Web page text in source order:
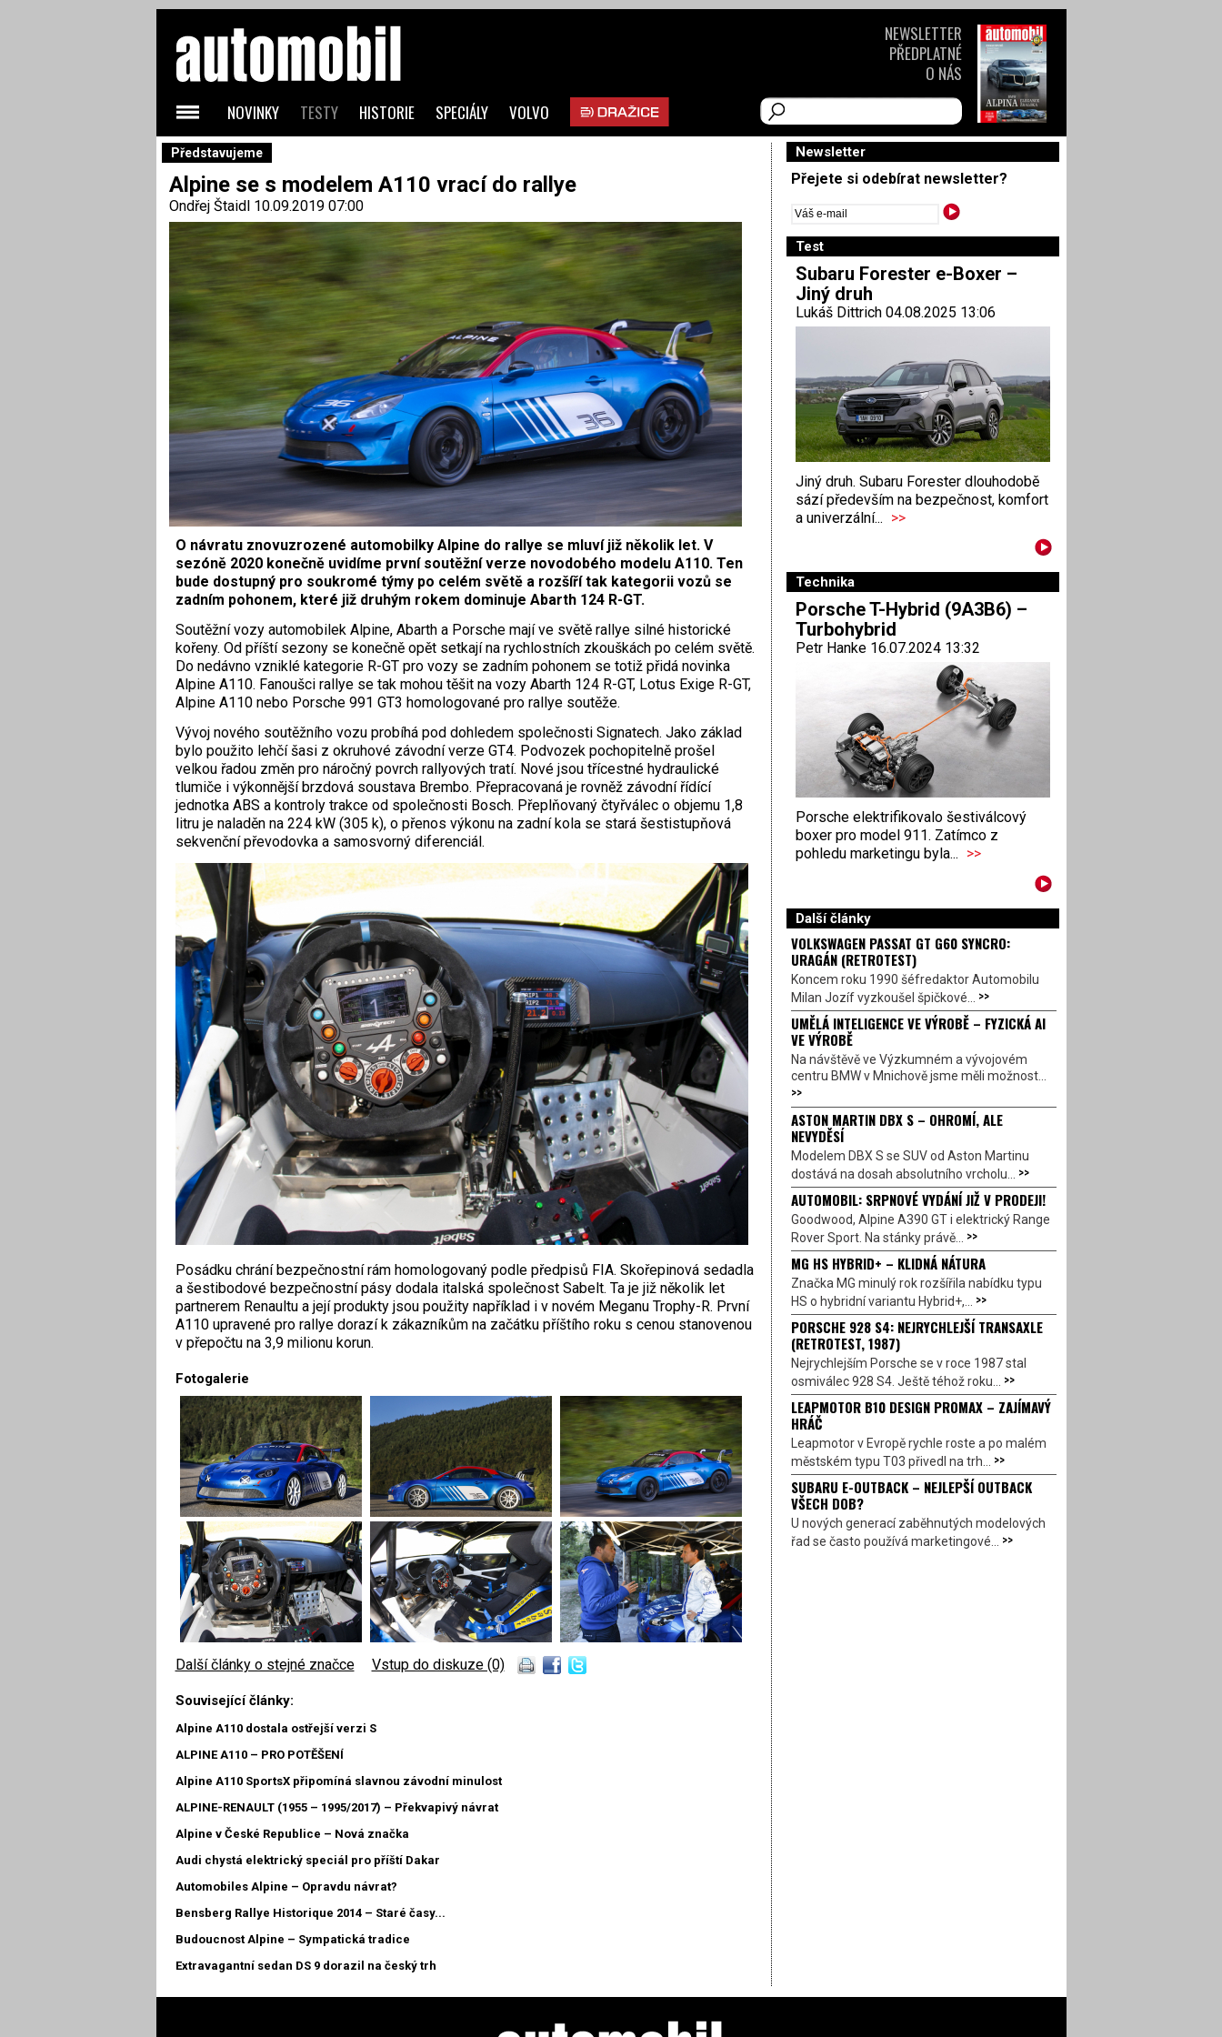
Představujeme
Alpine se s modelem A110 vrací do rallye
Ondřej Štaidl10.09.2019 07:00
O návratu znovuzrozené automobilky Alpine do rallye se mluví již několik let. V
sezóně 2020 konečně uvidíme první soutěžní verze novodobého modelu A110. Ten
bude dostupný pro soukromé týmy po celém světě a rozšíří tak kategorii vozů se
zadním pohonem, které již druhým rokem dominuje Abarth 124 R-GT.
Soutěžní vozy automobilek Alpine, Abarth a Porsche mají ve světě rallye silné historické
kořeny. Od příští sezony se konečně opět setkají na rychlostních zkouškách po celém světě.
Do nedávno vzniklé kategorie R-GT pro vozy se zadním pohonem se totiž přidá novinka
Alpine A110. Fanoušci rallye se tak mohou těšit na vozy Abarth 124 R-GT, Lotus Exige R-GT,
Alpine A110 nebo Porsche 991 GT3 homologované pro rallye soutěže.
Vývoj nového soutěžního vozu probíhá pod dohledem společnosti Signatech. Jako základ
bylo použito lehčí šasi z okruhové závodní verze GT4. Podvozek pochopitelně prošel
velkou řadou změn pro náročný povrch rallyových tratí. Nové jsou třícestné hydraulické
tlumiče i výkonnější brzdová soustava Brembo. Přepracovaná je rovněž závodní řídící
jednotka ABS a kontroly trakce od společnosti Bosch. Přeplňovaný čtyřválec o objemu 1,8
litru je naladěn na 224 kW (305 k), o přenos výkonu na zadní kola se stará šestistupňová
sekvenční převodovka a samosvorný diferenciál.
Posádku chrání bezpečnostní rám homologovaný podle předpisů FIA. Skořepinová sedadla
a šestibodové bezpečnostní pásy dodala italská společnost Sabelt. Ta je již několik let
partnerem Renaultu a její produkty jsou použity například i v novém Meganu Trophy-R. První
A110 upravené pro rallye dorazí k zákazníkům na začátku příštího roku s cenou stanovenou
v přepočtu na 3,9 milionu korun.
Fotogalerie
Další články o stejné značce Vstup do diskuze (0)
Související články:
Alpine A110 dostala ostřejší verzi S
ALPINE A110 – PRO POTĚŠENÍ
Alpine A110 SportsX připomíná slavnou závodní minulost
ALPINE-RENAULT (1955 – 1995/2017) – Překvapivý návrat
Alpine v České Republice – Nová značka
Audi chystá elektrický speciál pro příští Dakar
Automobiles Alpine – Opravdu návrat?
Bensberg Rallye Historique 2014 – Staré časy...
Budoucnost Alpine – Sympatická tradice
Extravagantní sedan DS 9 dorazil na český trh
Newsletter
Přejete si odebírat newsletter?
Test
Subaru Forester e-Boxer –
Jiný druh
Lukáš Dittrich 04.08.2025 13:06
Jiný druh. Subaru Forester dlouhodobě
sází především na bezpečnost, komfort
a univerzální... >>
Technika
Porsche T-Hybrid (9A3B6) –
Turbohybrid
Petr Hanke 16.07.2024 13:32
Porsche elektrifikovalo šestiválcový
boxer pro model 911. Zatímco z
pohledu marketingu byla... >>
Další články
VOLKSWAGEN PASSAT GT G60 SYNCRO:
URAGÁN (RETROTEST)
Koncem roku 1990 šéfredaktor Automobilu
Milan Jozíf vyzkoušel špičkové... >>
UMĚLÁ INTELIGENCE VE VÝROBĚ – FYZICKÁ AI
VE VÝROBĚ
Na návštěvě ve Výzkumném a vývojovém
centru BMW v Mnichově jsme měli možnost...
>>
ASTON MARTIN DBX S – OHROMÍ, ALE
NEVYDĚSÍ
Modelem DBX S se SUV od Aston Martinu
dostává na dosah absolutního vrcholu... >>
AUTOMOBIL: SRPNOVÉ VYDÁNÍ JIŽ V PRODEJI!
Goodwood, Alpine A390 GT i elektrický Range
Rover Sport. Na stánky právě... >>
MG HS HYBRID+ – KLIDNÁ NÁTURA
Značka MG minulý rok rozšířila nabídku typu
HS o hybridní variantu Hybrid+,... >>
PORSCHE 928 S4: NEJRYCHLEJŠÍ TRANSAXLE
(RETROTEST, 1987)
Nejrychlejším Porsche se v roce 1987 stal
osmiválec 928 S4. Ještě téhož roku... >>
LEAPMOTOR B10 DESIGN PROMAX – ZAJÍMAVÝ
HRÁČ
Leapmotor v Evropě rychle roste a po malém
městském typu T03 přivedl na trh... >>
SUBARU E-OUTBACK – NEJLEPŠÍ OUTBACK
VŠECH DOB?
U nových generací zaběhnutých modelových
řad se často používá marketingové... >>
NOVINKY TESTY HISTORIE SPECIÁLY VOLVO
NEWSLETTER
PŘEDPLATNÉ
O NÁS